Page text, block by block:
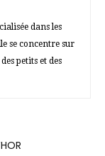
dans les
se concentre sur
petits et des